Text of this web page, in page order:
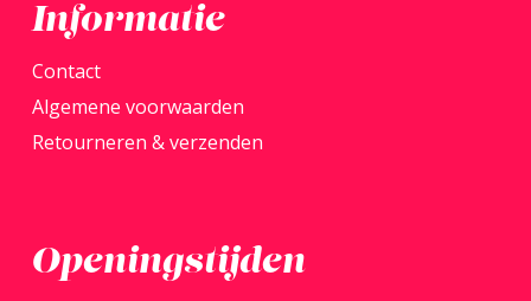
Informatie
Contact
Algemene voorwaarden
Retourneren & verzenden
Openingstijden